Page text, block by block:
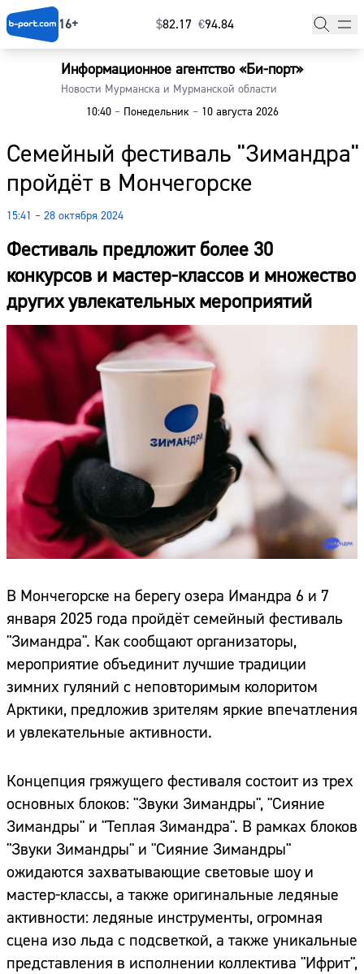
16+ $⁠82.17 €⁠94.84
Информационное агентство «Би-порт»
Новости Мурманска и Мурманской области
10:40 –Понедельник –10 августа 2026
Семейный фестиваль "Зимандра"
пройдёт в Мончегорске
15:41 – 28 октября 2024
Фестиваль предложит более 30
конкурсов и мастер-классов и множество
других увлекательных мероприятий
В Мончегорске на берегу озера Имандра 6 и 7
января 2025 года пройдёт семейный фестиваль
"Зимандра". Как сообщают организаторы,
мероприятие объединит лучшие традиции
зимних гуляний с неповторимым колоритом
Арктики, предложив зрителям яркие впечатления
и увлекательные активности.
Концепция гряжущего фестиваля состоит из трех
основных блоков: "Звуки Зимандры", "Сияние
Зимандры" и "Теплая Зимандра". В рамках блоков
"Звуки Зимандры" и "Сияние Зимандры"
ожидаются захватывающие световые шоу и
мастер-классы, а также оригинальные ледяные
активности: ледяные инструменты, огромная
сцена изо льда с подсветкой, а также уникальные
представления в исполнении коллектива "Ифрит",
Главная
Наши гости
Фоторепортажи
Погода
Курсы валют